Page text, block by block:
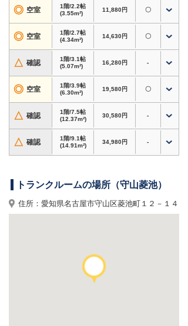
・24時間365日利用可、短期利用OK
ホームページからのお申込みで初期費用3,000円
割引！
対象タイプのキャンペーン内容は料金表をご確認
ください。内覧やサイズのご相談もお気軽にどう
ぞ。
愛知県名古屋市守山区菱池町周辺で格安トランク
ルーム・レンタル倉庫・貸し倉庫をお探しなら、
ドッとあ〜るコンテナ 守山菱池
◎ 空室
1階/2.2帖
(3.55m²)
11,880円 〇
◎ 空室
1階/2.7帖
(4.34m²)
14,630円 〇
△ 確認
1階/3.1帖
(5.07m²)
16,280円 -
◎ 空室
1階/3.9帖
(6.30m²)
19,580円 〇
△ 確認
1階/7.5帖
(12.37m²)
30,580円 -
△ 確認
1階/9.1帖
(14.91m²)
34,980円 -
トランクルームの場所（守山菱池）
住所：愛知県名古屋市守山区菱池町１２－１４